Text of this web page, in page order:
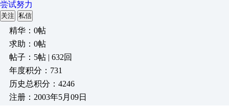
尝试努力
关注 私信
精华：0帖
求助：0帖
帖子：5帖 | 632回
年度积分：731
历史总积分：4246
注册：2003年5月09日